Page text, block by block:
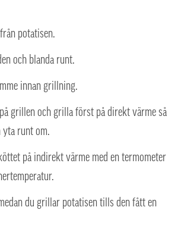
potatisen.
och blanda runt.
innan grillning.
grillen och grilla först på direkt värme så
runt om.
på indirekt värme med en termometer
du grillar potatisen tills den fått en